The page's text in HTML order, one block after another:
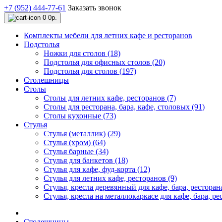
+7 (952) 444-77-61 Заказать звонок
0 0р.
Комплекты мебели для летних кафе и ресторанов
Подстолья
Ножки для столов (18)
Подстолья для офисных столов (20)
Подстолья для столов (197)
Столешницы
Столы
Столы для летних кафе, ресторанов (7)
Столы для ресторана, бара, кафе, столовых (91)
Столы кухонные (73)
Стулья
Стулья (металлик) (29)
Стулья (хром) (64)
Стулья барные (34)
Стулья для банкетов (18)
Стулья для кафе, фуд-корта (12)
Стулья для летних кафе, ресторанов (9)
Стулья, кресла деревянный для кафе, бара,
Стулья, кресла на металлокаркасе для кафе, бара,